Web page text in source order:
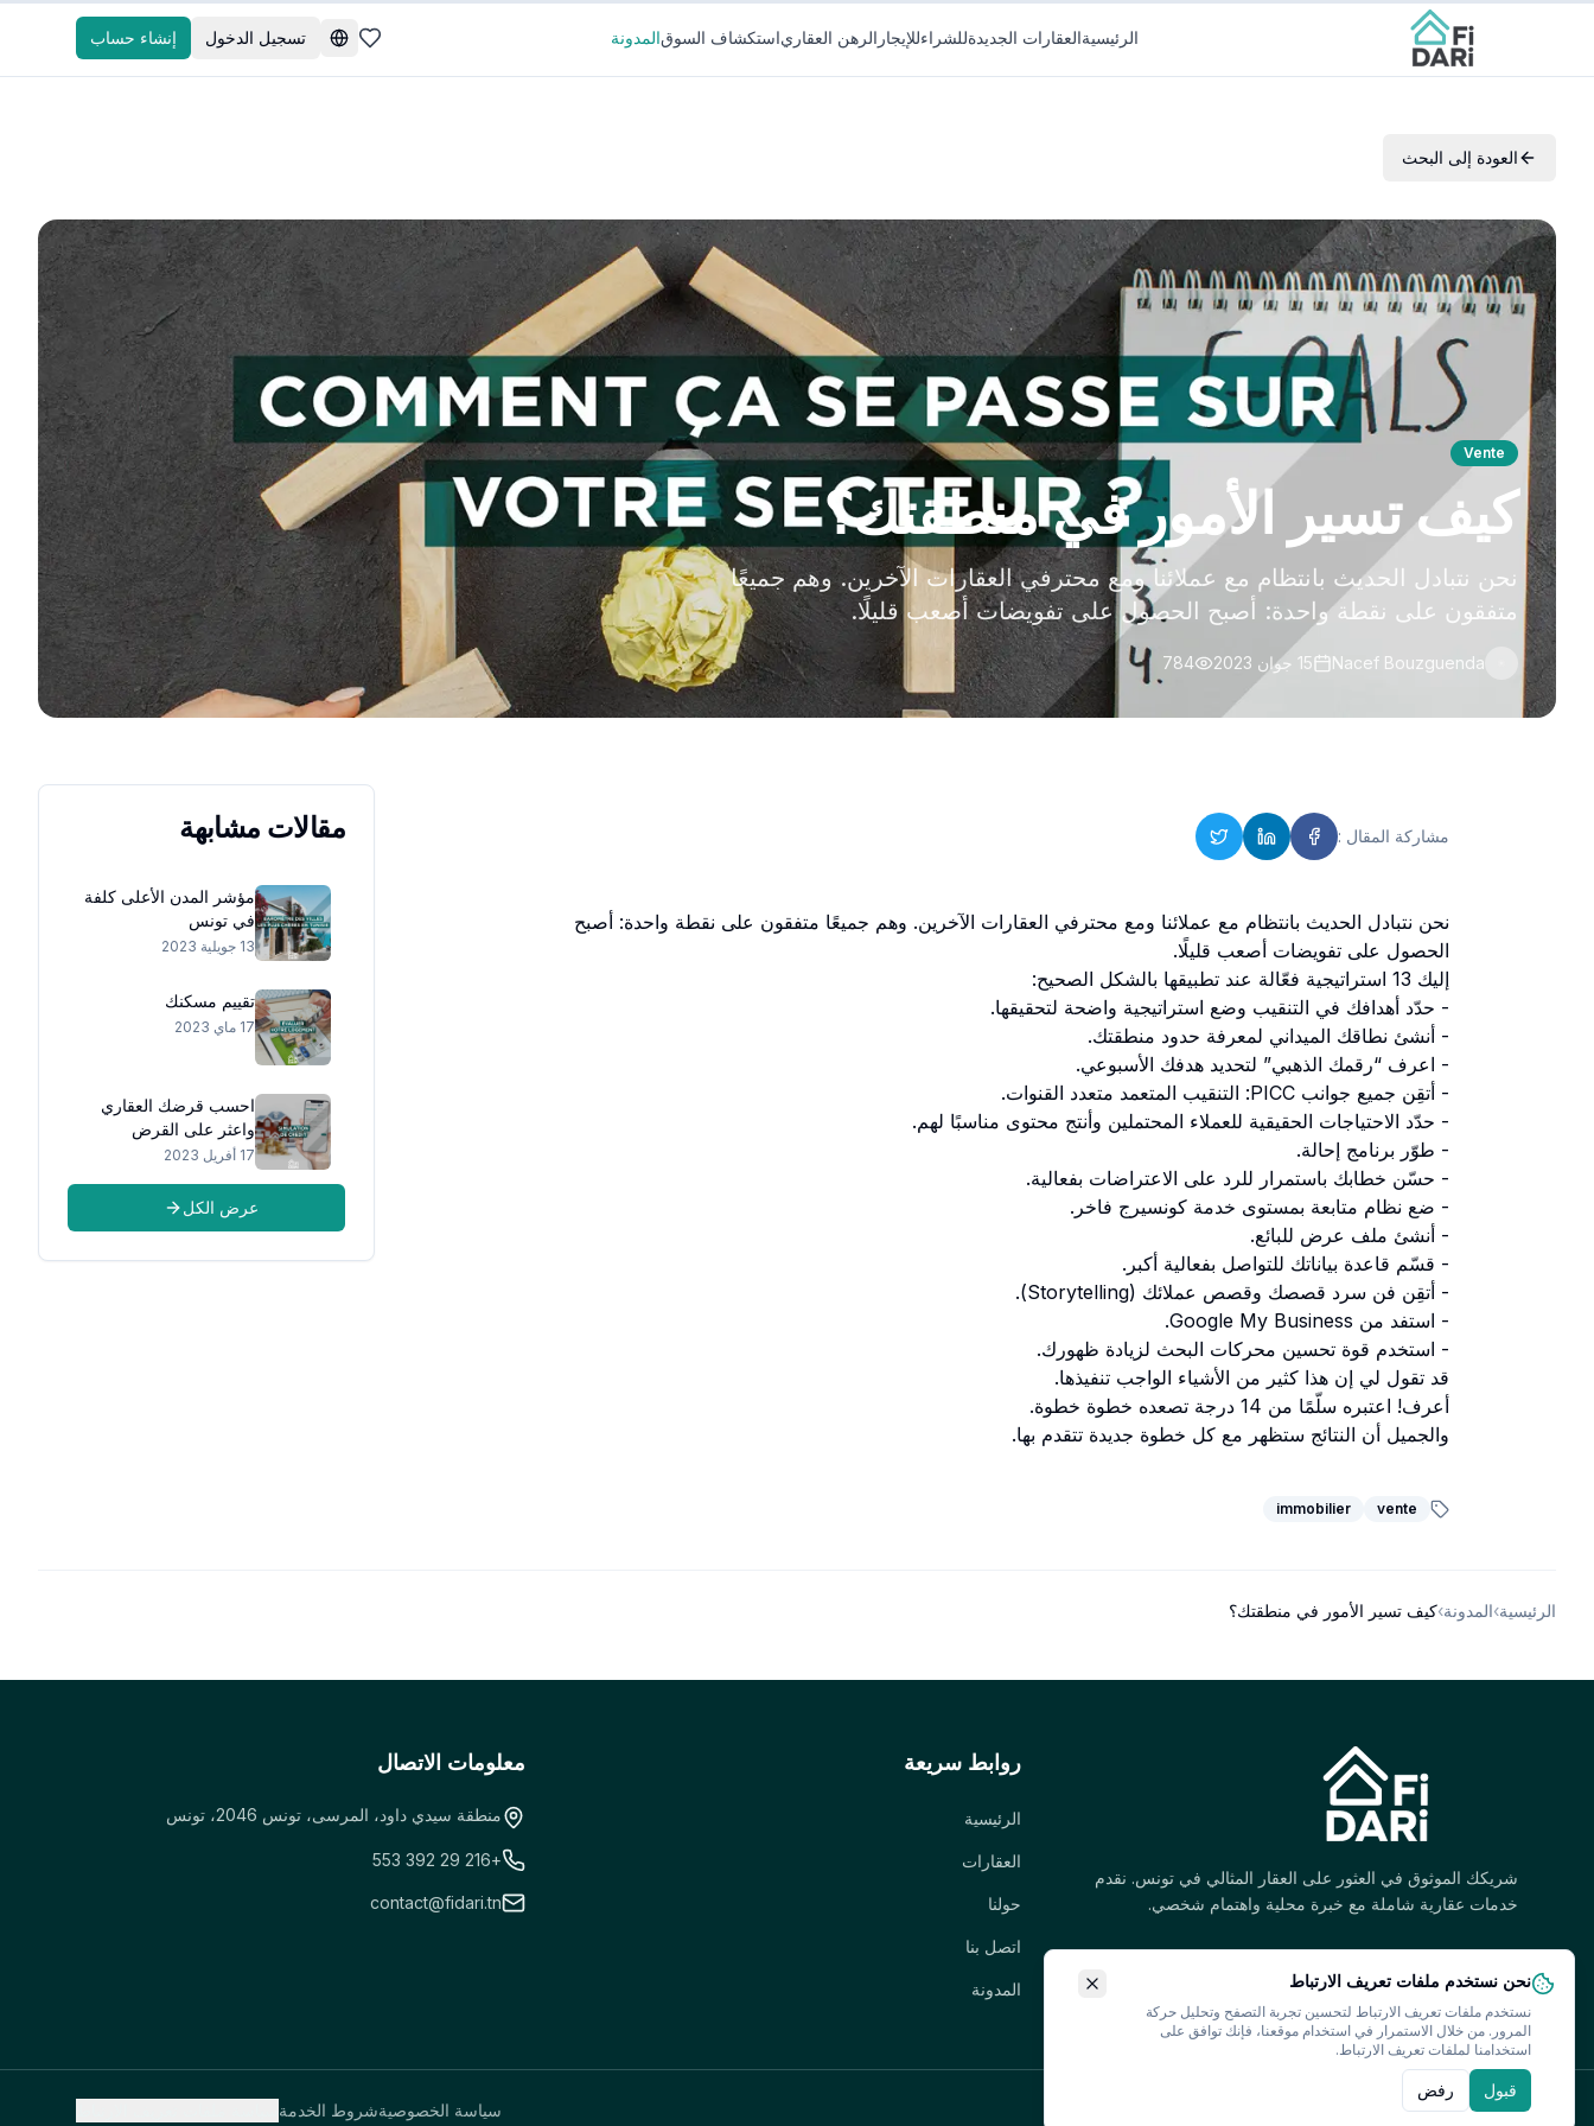
الرئيسيةالعقارات الجديدةللشراءللإيجار الرهن العقارياستكشاف السوقالمدونة تغيير اللغةتسجيل الدخول إنشاء حساب
العودة إلى البحث
Vente
كيف تسير الأمور في منطقتك؟
نحن نتبادل الحديث بانتظام مع عملائنا ومع محترفي العقارات الآخرين. وهم جميعًا
متفقون على نقطة واحدة: أصبح الحصول على تفويضات أصعب قليلًا.
Nacef Bouzguenda 15 جوان 2023 784
مشاركة المقال :
نحن نتبادل الحديث بانتظام مع عملائنا ومع محترفي العقارات الآخرين. وهم جميعًا متفقون على نقطة واحدة: أصبح
الحصول على تفويضات أصعب قليلًا.
إليك 13 استراتيجية فعّالة عند تطبيقها بالشكل الصحيح:
- حدّد أهدافك في التنقيب وضع استراتيجية واضحة لتحقيقها.
- أنشئ نطاقك الميداني لمعرفة حدود منطقتك.
- اعرف “رقمك الذهبي” لتحديد هدفك الأسبوعي.
- أتقِن جميع جوانب PICC: التنقيب المتعمد متعدد القنوات.
- حدّد الاحتياجات الحقيقية للعملاء المحتملين وأنتج محتوى مناسبًا لهم.
- طوّر برنامج إحالة.
- حسّن خطابك باستمرار للرد على الاعتراضات بفعالية.
- ضع نظام متابعة بمستوى خدمة كونسيرج فاخر.
- أنشئ ملف عرض للبائع.
- قسّم قاعدة بياناتك للتواصل بفعالية أكبر.
- أتقِن فن سرد قصصك وقصص عملائك (Storytelling).
- استفد من Google My Business.
- استخدم قوة تحسين محركات البحث لزيادة ظهورك.
قد تقول لي إن هذا كثير من الأشياء الواجب تنفيذها.
أعرف! اعتبره سلّمًا من 14 درجة تصعده خطوة خطوة.
والجميل أن النتائج ستظهر مع كل خطوة جديدة تتقدم بها.
vente
immobilier
مقالات مشابهة
مؤشر المدن الأعلى كلفة
في تونس
13 جويلية 2023
تقييم مسكنك
17 ماي 2023
احسب قرضك العقاري
واعثر على القرض
المثالي لمشروع حياتك
17 أفريل 2023
عرض الكل
الرئيسية›المدونة›كيف تسير الأمور في منطقتك؟
شريكك الموثوق في العثور على العقار المثالي في تونس. نقدم
خدمات عقارية شاملة مع خبرة محلية واهتمام شخصي.
روابط سريعة
الرئيسية
العقارات
حولنا
اتصل بنا
المدونة
معلومات الاتصال
منطقة سيدي داود، المرسى، تونس 2046، تونس
+216 29 392 553
contact@fidari.tn
© 2026 فيداري. جميع الحقوق محفوظة. سياسة الخصوصيةشروط الخدمة
نحن نستخدم ملفات تعريف الارتباط
نستخدم ملفات تعريف الارتباط لتحسين تجربة التصفح وتحليل حركة
المرور. من خلال الاستمرار في استخدام موقعنا، فإنك توافق على
استخدامنا لملفات تعريف الارتباط.
قبول رفض